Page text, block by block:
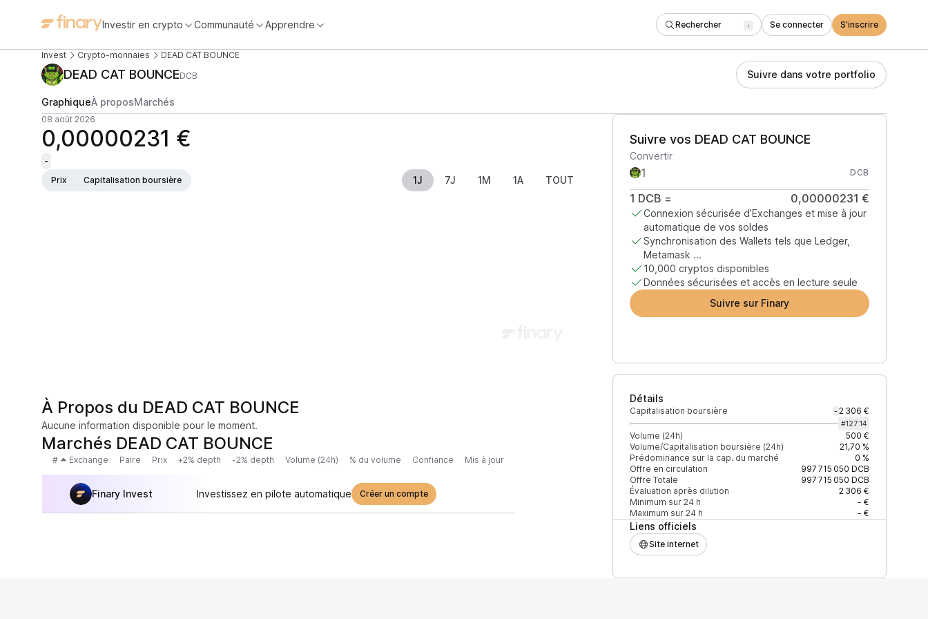
Investir en crypto Communauté Apprendre Rechercher / Se connecter S'inscrire
Invest Crypto-monnaies DEAD CAT BOUNCE
DEAD CAT BOUNCEDCB Suivre dans votre portfolio
GraphiqueÀ proposMarchés
08 août 2026
0,00000231 €
-
Prix
Capitalisation boursière 1J 7J 1M 1A TOUT
Suivre vos DEAD CAT BOUNCE
Convertir
DCB
1 DCB = 0,00000231 €
Connexion sécurisée d’Exchanges et mise à jour
automatique de vos soldes
Synchronisation des Wallets tels que Ledger,
Metamask ...
10,000 cryptos disponibles
Données sécurisées et accès en lecture seule
Suivre sur Finary
Détails
Capitalisation boursière - 2 306 €
#12714
Volume (24h)
500 €
Volume/Capitalisation boursière (24h)
21,70 %
Prédominance sur la cap. du marché
0 %
Offre en circulation
997 715 050 DCB
Offre Totale
997 715 050 DCB
Évaluation après dilution
2 306 €
Minimum sur 24 h
- €
Maximum sur 24 h
- €
Liens officiels
Site internet
À Propos du DEAD CAT BOUNCE
Aucune information disponible pour le moment.
Marchés DEAD CAT BOUNCE
# Exchange Paire Prix +2% depth -2% depth Volume (24h) % du volume Confiance Mis à jour
Finary Invest Investissez en pilote automatique Créer un compte